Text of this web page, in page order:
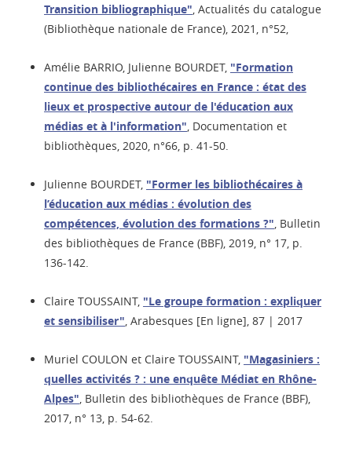
Transition bibliographique", Actualités du catalogue
(Bibliothèque nationale de France), 2021, n°52,
Amélie BARRIO, Julienne BOURDET, "Formation
continue des bibliothécaires en France : état des
lieux et prospective autour de l'éducation aux
médias et à l'information", Documentation et
bibliothèques, 2020, n°66, p. 41-50.
Julienne BOURDET, "Former les bibliothécaires à
l’éducation aux médias : évolution des
compétences, évolution des formations ?", Bulletin
des bibliothèques de France (BBF), 2019, n° 17, p.
136-142.
Claire TOUSSAINT, "Le groupe formation : expliquer
et sensibiliser", Arabesques [En ligne], 87 | 2017
Muriel COULON et Claire TOUSSAINT, "Magasiniers :
quelles activités ? : une enquête Médiat en Rhône-
Alpes", Bulletin des bibliothèques de France (BBF),
2017, n° 13, p. 54-62.